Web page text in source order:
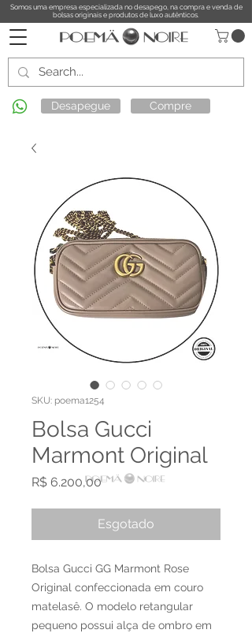
Somos uma empresa especializada no desapego, na compra e venda de
bolsas originais e produtos de luxo autênticos.
Desapegue Compre
SKU: poema1254
Bolsa Gucci
Marmont Original
R$ 6.200,00Preço
Esgotado
Bolsa Gucci GG Marmont Rose
Original confeccionada em couro
matelasê. O modelo retangular
pequeno possui alça de ombro em